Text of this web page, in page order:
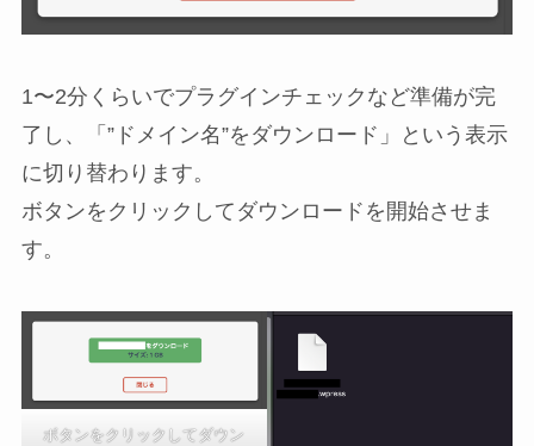
1〜2分くらいでプラグインチェックなど準備が完
了し、「”ドメイン名”をダウンロード」という表示
に切り替わります。
ボタンをクリックしてダウンロードを開始させま
す。
ボタンをクリックしてダウン